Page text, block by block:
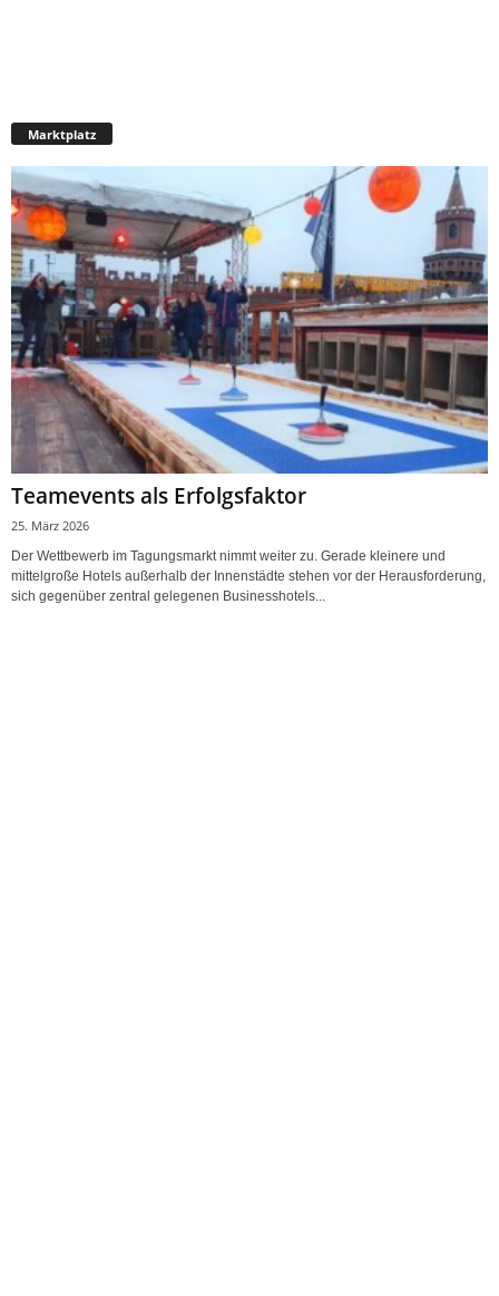
Marktplatz
Teamevents als Erfolgsfaktor
25. März 2026
Der Wettbewerb im Tagungsmarkt nimmt weiter zu. Gerade kleinere und
mittelgroße Hotels außerhalb der Innenstädte stehen vor der Herausforderung,
sich gegenüber zentral gelegenen Businesshotels...